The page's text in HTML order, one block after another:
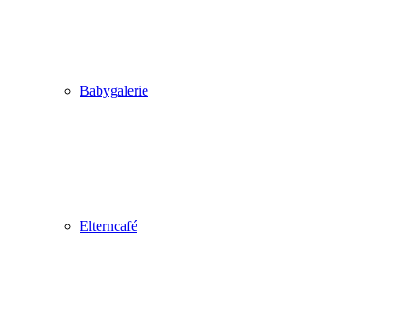
Babygalerie
Elterncafé